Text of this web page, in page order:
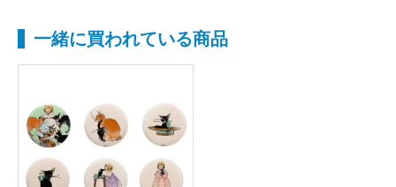
一緒に買われている商品